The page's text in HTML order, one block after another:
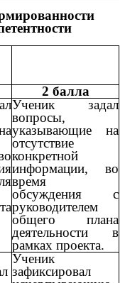
2 балла
Ученик задал
вопросы,
указывающие на
отсутствие
конкретной
информации, во
время
обсуждения с
руководителем
общего плана
деятельности в
рамках проекта.
Ученик
зафиксировал